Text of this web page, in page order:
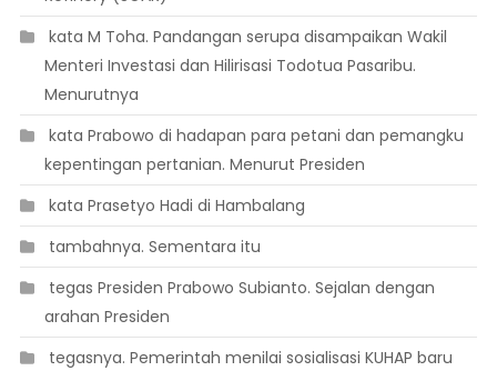
 kata M Toha. Pandangan serupa disampaikan Wakil
Menteri Investasi dan Hilirisasi Todotua Pasaribu.
Menurutnya
 kata Prabowo di hadapan para petani dan pemangku
kepentingan pertanian. Menurut Presiden
 kata Prasetyo Hadi di Hambalang
 tambahnya. Sementara itu
 tegas Presiden Prabowo Subianto. Sejalan dengan
arahan Presiden
 tegasnya. Pemerintah menilai sosialisasi KUHAP baru